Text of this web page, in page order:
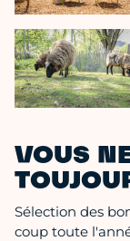
VOUS
Sélection des
coup toute